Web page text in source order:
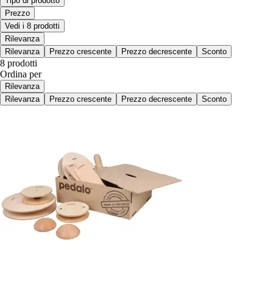
Prezzo
Vedi i 8 prodotti
Rilevanza
Rilevanza
Prezzo crescente Prezzo decrescente Sconto
8 prodotti
Ordina per
Rilevanza
Rilevanza
Prezzo crescente Prezzo decrescente Sconto